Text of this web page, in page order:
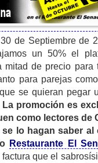
de Septiembre de
un 50% el
mitad de precio
para parejas
se quieran pegar
La promoción es
como lectores de
lo hagan saber al
Restaurante El
que el